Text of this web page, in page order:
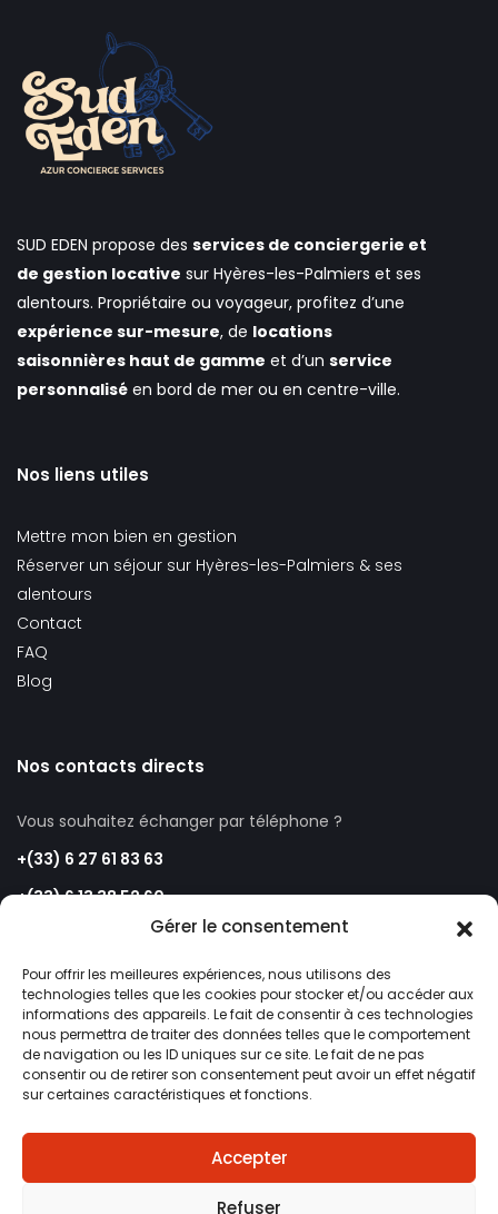
Gérer le consentement
Pour offrir les meilleures expériences, nous utilisons des
technologies telles que les cookies pour stocker et/ou accéder aux
informations des appareils. Le fait de consentir à ces technologies
nous permettra de traiter des données telles que le comportement
de navigation ou les ID uniques sur ce site. Le fait de ne pas
consentir ou de retirer son consentement peut avoir un effet négatif
sur certaines caractéristiques et fonctions.
Accepter
Refuser
SUD EDEN propose des services de conciergerie et
de gestion locative sur Hyères-les-Palmiers et ses
alentours. Propriétaire ou voyageur, profitez d’une
expérience sur-mesure, de locations
saisonnières haut de gamme et d’un service
personnalisé en bord de mer ou en centre-ville.
Nos liens utiles
Mettre mon bien en gestion
Réserver un séjour sur Hyères-les-Palmiers & ses
alentours
Contact
FAQ
Blog
Nos contacts directs
Vous souhaitez échanger par téléphone ?
+(33) 6 27 61 83 63
+(33) 6 13 38 52 60
Une question ?
contact@sud-eden.com
Suivez-nous sur les réseaux sociaux !